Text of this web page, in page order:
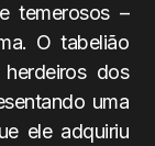
temerosos –
O tabelião
dos
uma
ele adquiriu